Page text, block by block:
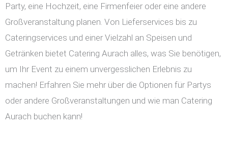
Party, eine Hochzeit, eine Firmenfeier oder eine andere
Großveranstaltung planen. Von Lieferservices bis zu
Cateringservices und einer Vielzahl an Speisen und
Getränken bietet Catering Aurach alles, was Sie benötigen,
um Ihr Event zu einem unvergesslichen Erlebnis zu
machen! Erfahren Sie mehr über die Optionen für Partys
oder andere Großveranstaltungen und wie man Catering
Aurach buchen kann!